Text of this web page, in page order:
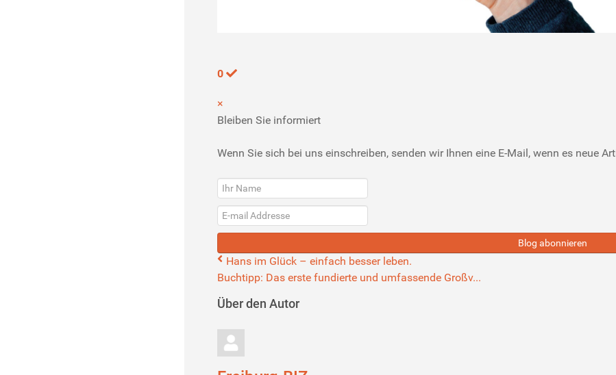
0
×
Bleiben Sie informiert
Wenn Sie sich bei uns einschreiben, senden wir Ihnen eine E-Mail, wenn es neue
Ihr
Name
E-
mail
Blog abonnieren
Hans im Glück – einfach besser leben.
Buchtipp: Das erste fundierte und umfassende Großv...
Über den Autor